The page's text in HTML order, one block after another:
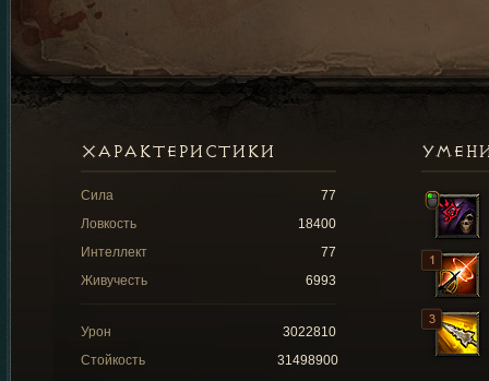
ХАРАКТЕРИСТИКИ
Сила
77
Ловкость
18400
Интеллект
77
Живучесть
6993
Урон
3022810
Стойкость
31498900